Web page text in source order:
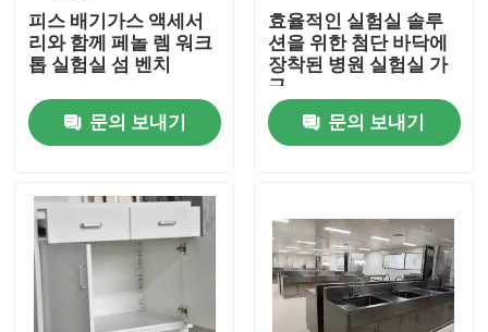
제품 소개
현대적 실험실 가구
학교 실험실 기구
시험소 아일랜드 벤치
피스 배기가스 액세서
리와 함께 페놀 렘 워크
톱 실험실 섬 벤치
문의 보내기
효율적인 실험실 솔루
션을 위한 첨단 바닥에
장착된 병원 실험실 가
구
문의 보내기